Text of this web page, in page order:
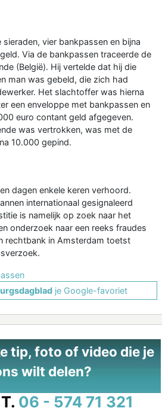
vier bankpassen en bijna
Via de bankpassen traceerde de
(België). Hij vertelde dat hij die
man was gebeld, die zich had
Het slachtoffer was hierna
een enveloppe met bankpassen en
euro contant geld afgegeven.
was vertrokken, was met de
10.000 gepind.
dagen enkele keren verhoord.
internationaal gesignaleerd
is namelijk op zoek naar het
onderzoek naar een reeks fraudes
rechtbank in Amsterdam toetst
je Google-favoriet
tip, foto of video die je
wilt delen?
T. 06 - 574 71 321